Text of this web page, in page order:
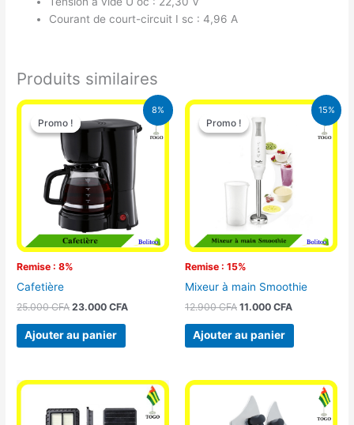
Courant de court-circuit I sc : 4,96 A
Produits similaires
8%
Promo !
Remise : 8%
Promo !
Cafetière
25.000CFA
Le
prix
initial
25.000 CFA.
23.000CFA
Le
prix
actuel
est :
23.000 CFA.
Ajouter au panier
15%
Promo !
Remise : 15%
Promo !
Mixeur à main Smoothie
12.900CFA
Le
prix
initial
était :
12.900 CFA.
11.000 CFA
Le
Ajouter au panier